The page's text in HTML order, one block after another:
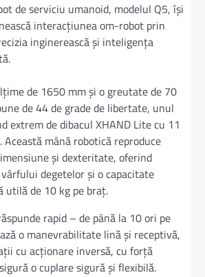
de serviciu umanoid, modelul Q5, își
interacțiunea om-robot prin
inginerească și inteligența
de 1650 mm și o greutate de 70
de 44 de grade de libertate, unul
extrem de dibacul XHAND Lite cu 11
Această mână robotică reproduce
și dexteritate, oferind
degetelor și o capacitate
utilă de 10 kg pe braț.
rapid – de până la 10 ori pe
o manevrabilitate lină și receptivă,
cu acționare inversă, cu forță
o cuplare sigură și flexibilă.